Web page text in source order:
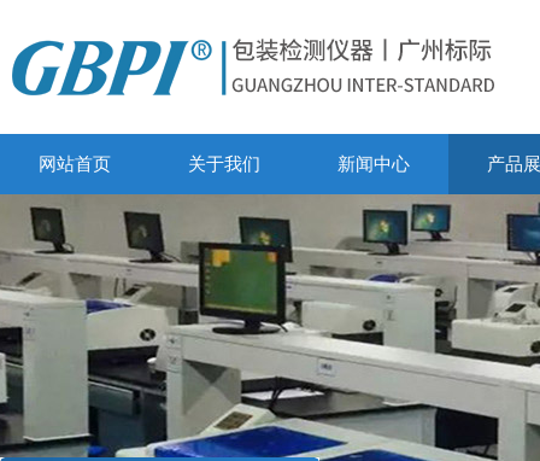
网站首页 关于我们 新闻中心 产品